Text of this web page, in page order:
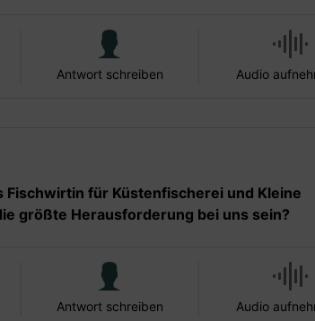
Antwort schreiben Audio
Fischwirtin für Küstenfischerei und Kleine
größte Herausforderung bei uns sein?
Antwort schreiben Audio